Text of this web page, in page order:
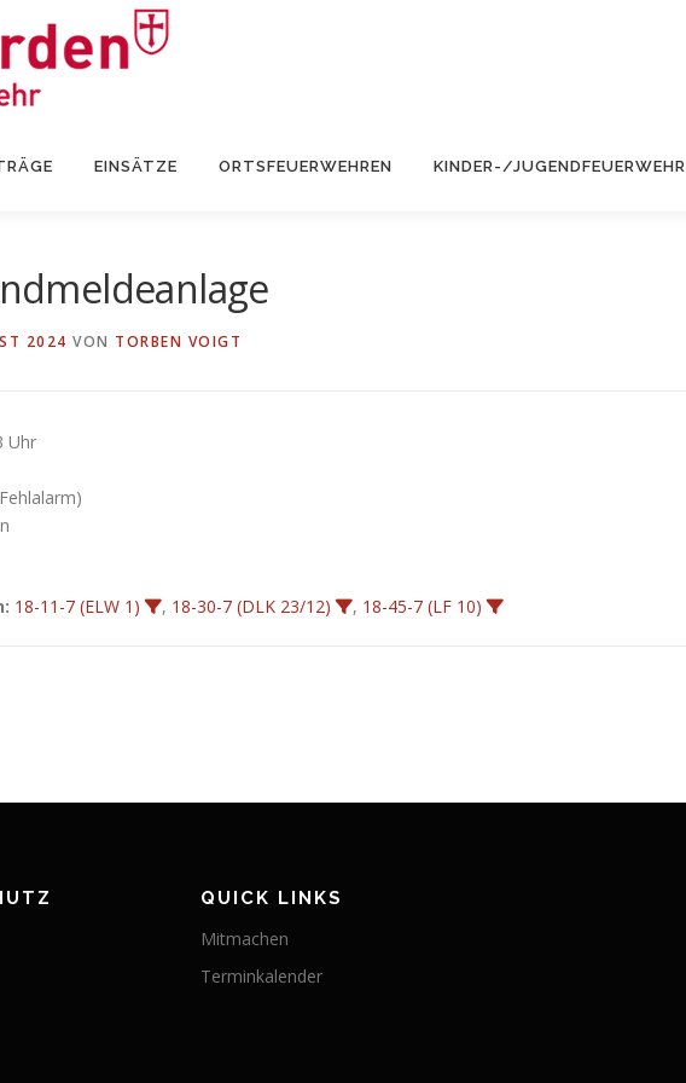
EINSÄTZE ORTSFEUERWEHREN KINDER-/JUGENDFEUERWEHR
2024 VON TORBEN VOIGT
Uhr
18-11-7 (ELW 1) , 18-30-7 (DLK 23/12) , 18-45-7 (LF 10)
QUICK LINKS
Mitmachen
Terminkalender